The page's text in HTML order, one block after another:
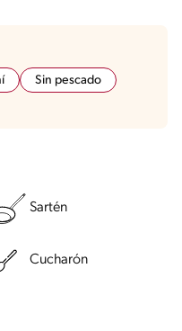
Sin pescado
Sartén
Cucharón